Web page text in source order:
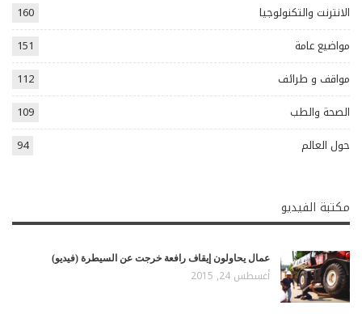
الانترنت والتكنولوجيا
160
مواضيع عامة
151
مواقف و طرائف
112
الصحة والطب
109
حول العالم
94
مكتبة الفيديو
عمال يحاولون إيقاف رافعة خرجت عن السيطرة (فيديو)
أغسطس 24, 2015